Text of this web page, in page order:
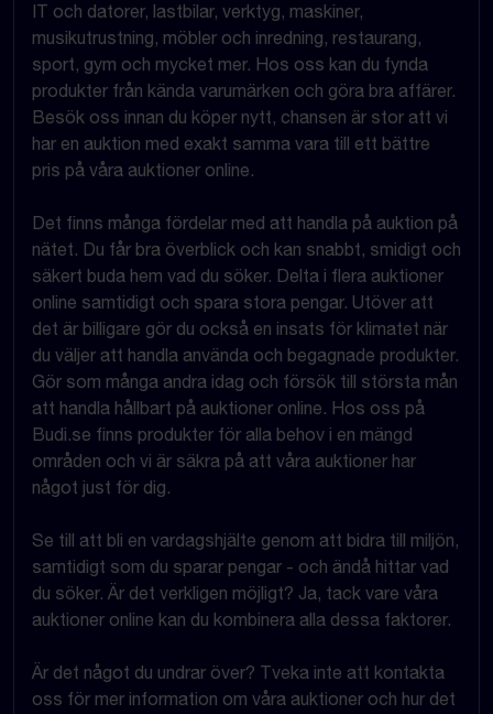
IT och datorer, lastbilar, verktyg, maskiner,
musikutrustning, möbler och inredning, restaurang,
sport, gym och mycket mer. Hos oss kan du fynda
produkter från kända varumärken och göra bra affärer.
Besök oss innan du köper nytt, chansen är stor att vi
har en auktion med exakt samma vara till ett bättre
pris på våra auktioner online.
Det finns många fördelar med att handla på auktion på
nätet. Du får bra överblick och kan snabbt, smidigt och
säkert buda hem vad du söker. Delta i flera auktioner
online samtidigt och spara stora pengar. Utöver att
det är billigare gör du också en insats för klimatet när
du väljer att handla använda och begagnade produkter.
Gör som många andra idag och försök till största mån
att handla hållbart på auktioner online. Hos oss på
Budi.se finns produkter för alla behov i en mängd
områden och vi är säkra på att våra auktioner har
något just för dig.
Se till att bli en vardagshjälte genom att bidra till miljön,
samtidigt som du sparar pengar - och ändå hittar vad
du söker. Är det verkligen möjligt? Ja, tack vare våra
auktioner online kan du kombinera alla dessa faktorer.
Är det något du undrar över? Tveka inte att kontakta
oss för mer information om våra auktioner och hur det